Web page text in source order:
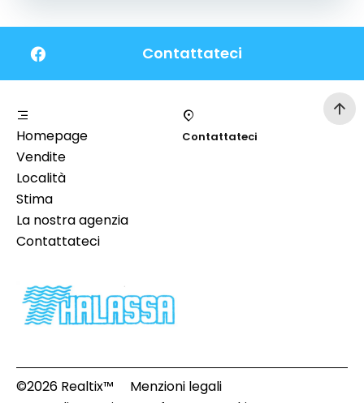
Contattateci
Homepage
Vendite
Località
Stima
La nostra agenzia
Contattateci
Contattateci
©2026 Realtix™
Menzioni legali